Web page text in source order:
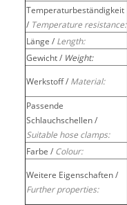
Temperaturbeständigkeit
/ Temperature resistance:
Länge / Length:
Gewicht / Weight:
Werkstoff / Material:
Passende
Schlauchschellen /
Suitable hose clamps:
Farbe / Colour:
Weitere Eigenschaften /
Further properties: